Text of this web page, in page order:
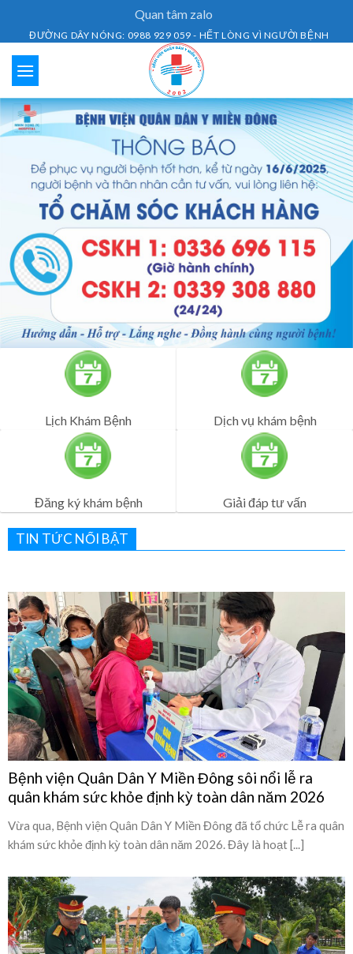
Quan tâm zalo
ĐƯỜNG DÂY NÓNG: 0988 929 059 - HẾT LÒNG VÌ NGƯỜI BỆNH
Lịch Khám Bệnh Dịch vụ khám bệnh
Đăng ký khám bệnh Giải đáp tư vấn
TIN TỨC NỔI BẬT
Bệnh viện Quân Dân Y Miền Đông sôi nổi lễ ra
quân khám sức khỏe định kỳ toàn dân năm 2026
Vừa qua, Bệnh viện Quân Dân Y Miền Đông đã tổ chức Lễ ra quân
khám sức khỏe định kỳ toàn dân năm 2026. Đây là hoạt [...]